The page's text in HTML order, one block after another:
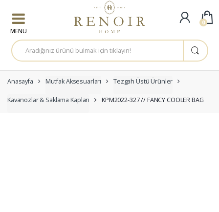
A
r
a
a
:
Anasayfa Mutfak Aksesuarları Tezgah Üstü Ürünler
Kavanozlar & Saklama Kapları KPM2022-327 // FANCY COOLER BAG
0